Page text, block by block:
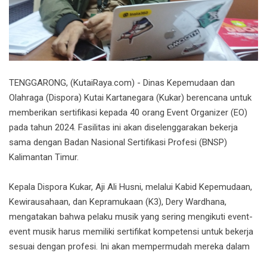
TENGGARONG, (KutaiRaya.com) - Dinas Kepemudaan dan
Olahraga (Dispora) Kutai Kartanegara (Kukar) berencana untuk
memberikan sertifikasi kepada 40 orang Event Organizer (EO)
pada tahun 2024. Fasilitas ini akan diselenggarakan bekerja
sama dengan Badan Nasional Sertifikasi Profesi (BNSP)
Kalimantan Timur.
Kepala Dispora Kukar, Aji Ali Husni, melalui Kabid Kepemudaan,
Kewirausahaan, dan Kepramukaan (K3), Dery Wardhana,
mengatakan bahwa pelaku musik yang sering mengikuti event-
event musik harus memiliki sertifikat kompetensi untuk bekerja
sesuai dengan profesi. Ini akan mempermudah mereka dalam